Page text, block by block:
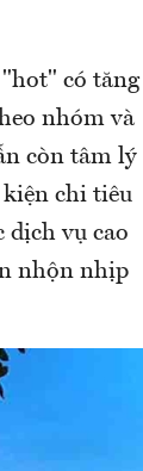
có tăng
nhóm và
còn tâm lý
kiện chi tiêu
dịch vụ cao
nhộn nhịp